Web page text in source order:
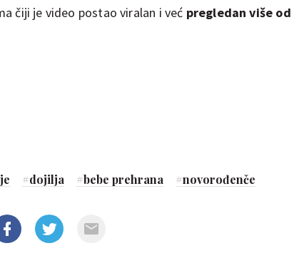
čiji je video postao viralan i već pregledan više od
#dojilja #bebe prehrana #novorođenče